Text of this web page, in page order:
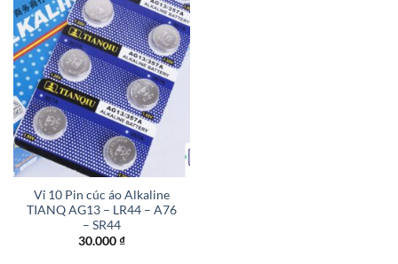
Vỉ 10 Pin cúc áo Alkaline
TIANQ AG13 – LR44 – A76
– SR44
30.000₫